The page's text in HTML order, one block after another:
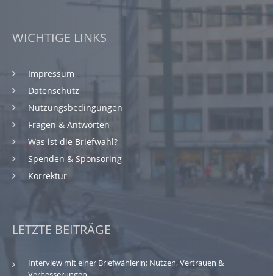
WICHTIGE LINKS
Impressum
Datenschutz
Nutzungsbedingungen
Fragen & Antworten
Was ist die Briefwahl?
Spenden & Sponsoring
Korrektur
LETZTE BEITRÄGE
Interview mit einer Briefwählerin: Nutzen, Vertrauen &